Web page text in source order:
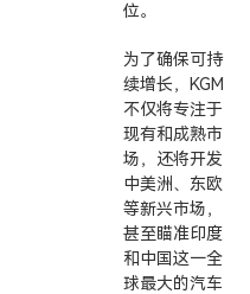
位。
为了确保可持
续增长，KGM
不仅将专注于
现有和成熟市
场，还将开发
中美洲、东欧
等新兴市场，
甚至瞄准印度
和中国这一全
球最大的汽车